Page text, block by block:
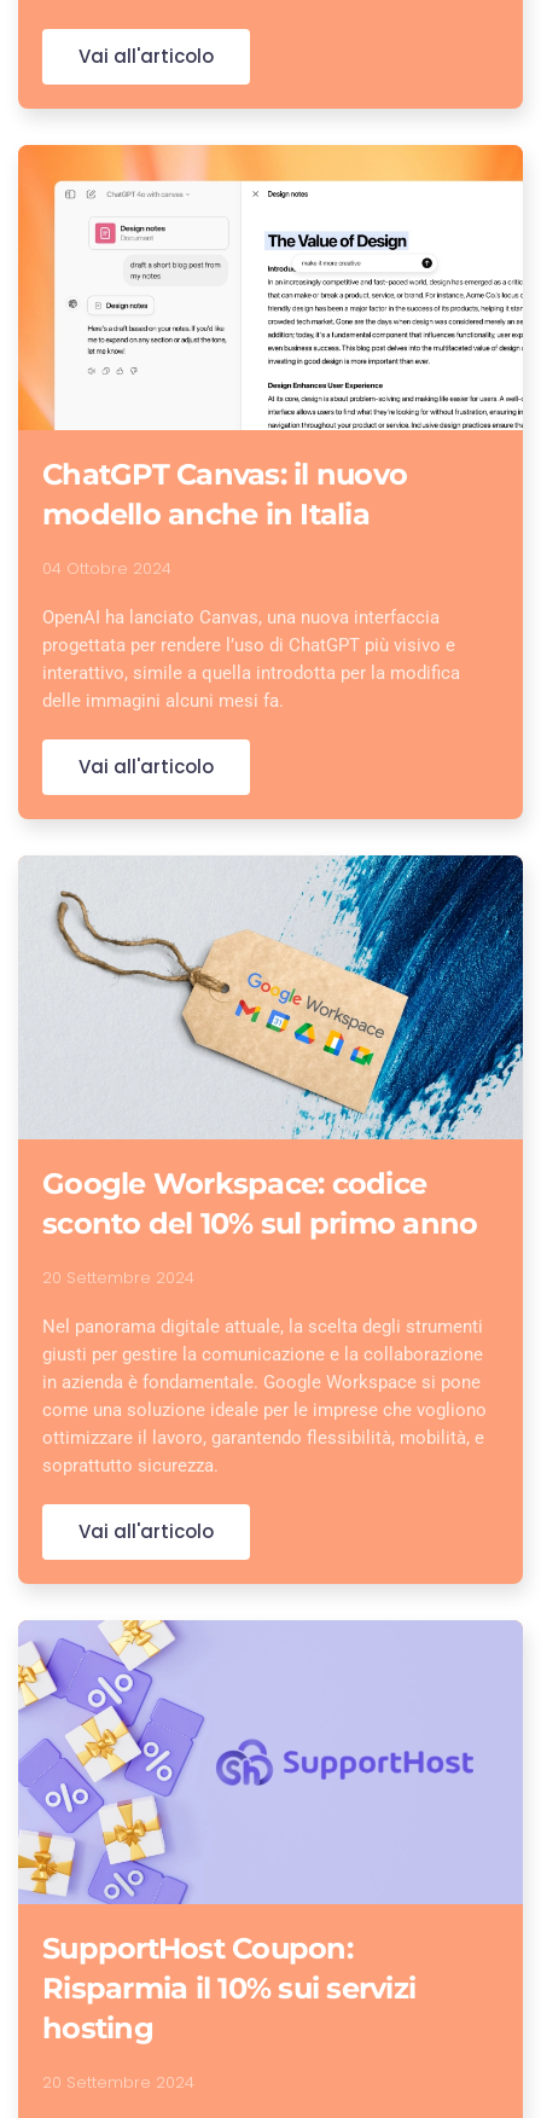
Vai all'articolo
ChatGPT Canvas: il nuovo
modello anche in Italia
04 Ottobre 2024
OpenAI ha lanciato Canvas, una nuova interfaccia
progettata per rendere l’uso di ChatGPT più visivo e
interattivo, simile a quella introdotta per la modifica
delle immagini alcuni mesi fa.
Vai all'articolo
Google Workspace: codice
sconto del 10% sul primo anno
20 Settembre 2024
Nel panorama digitale attuale, la scelta degli strumenti
giusti per gestire la comunicazione e la collaborazione
in azienda è fondamentale. Google Workspace si pone
come una soluzione ideale per le imprese che vogliono
ottimizzare il lavoro, garantendo flessibilità, mobilità, e
soprattutto sicurezza.
Vai all'articolo
SupportHost Coupon:
Risparmia il 10% sui servizi
hosting
20 Settembre 2024